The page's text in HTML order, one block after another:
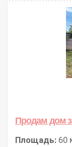
Продам дом
Площадь: 60